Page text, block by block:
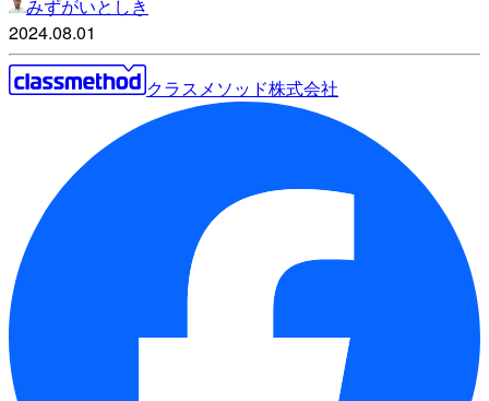
みずがいとしき
2024.08.01
クラスメソッド株式会社